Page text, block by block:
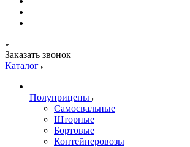
Заказать звонок
Каталог
Полуприцепы
Самосвальные
Шторные
Бортовые
Контейнеровозы